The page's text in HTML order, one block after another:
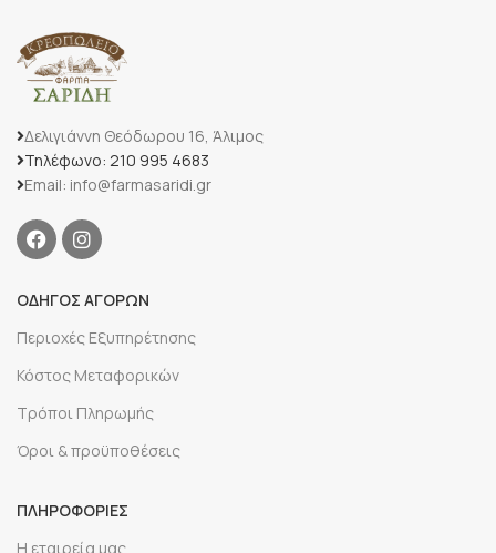
Δελιγιάννη Θεόδωρου 16, Άλιμος
Τηλέφωνο: 210 995 4683
Email: info@farmasaridi.gr
ΟΔΗΓΟΣ ΑΓΟΡΩΝ
Περιοχές Εξυπηρέτησης
Κόστος Μεταφορικών
Τρόποι Πληρωμής
Όροι & προϋποθέσεις
ΠΛΗΡΟΦΟΡΙΕΣ
Η εταιρεία μας